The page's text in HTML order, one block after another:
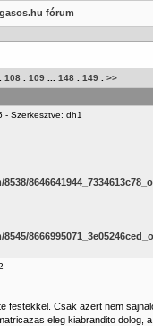
fórum
108 109 148 149 >>
- Szerkesztve: dh1
festekkel. Csak azert nem
eleg kiabrandito dolog,